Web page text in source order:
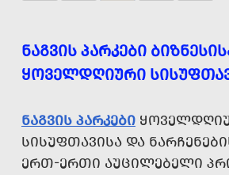
ᲜᲐᲒᲕᲘᲡ ᲞᲐᲠᲙᲔᲑᲘ
ᲧᲝᲕᲔᲚᲓᲦᲘᲣᲠᲘ
ᲜᲐᲒᲕᲘᲡ ᲞᲐᲠᲙᲔᲑᲘ
ᲡᲘᲡᲣᲤᲗᲐᲕᲘᲡᲐ ᲓᲐ
ᲔᲠᲗ-ᲔᲠᲗᲘ ᲐᲣᲪᲘᲚᲔᲑᲔᲚᲘ